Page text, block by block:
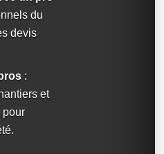
du
devis
:
et
pour